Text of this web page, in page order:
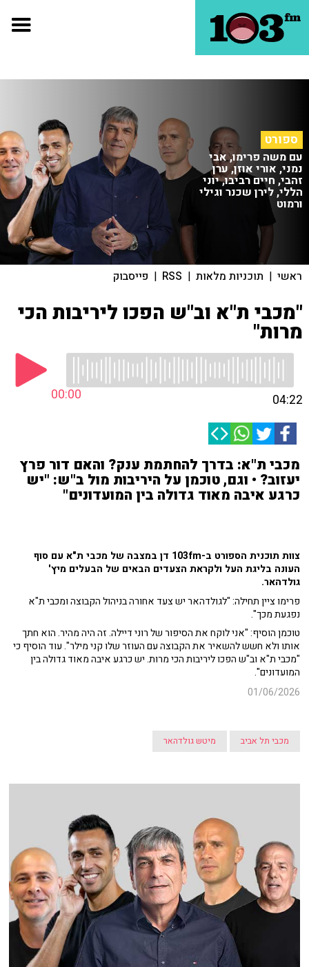
ספורט
עם משה פרימו, אבי
נמני, אורי אוזן, ערן
זהבי, חיים רביבו, יוני
הללי, לירן שכנר וגילי
ורמוט
ראשי | תוכניות מלאות |
RSS
| פייסבוק
"מכבי ת"א וב"ש הפכו ליריבות הכי
מרות"
00:00 04:22
מכבי ת"א: בדרך להחתמת ענק? והאם דור פרץ
יעזוב? • וגם, טוכמן על היריבות מול ב"ש: "יש
כרגע איבה מאוד גדולה בין המועדונים"
צוות תוכנית הספורט ב-103fm דן במצבה של מכבי ת"א עם סוף
העונה בליגת העל ולקראת הצעדים הבאים של הבעלים מיץ'
גולדהאר.
פרימו ציין תחילה: "לגולדהאר יש צעד אחורה בניהול הקבוצה ומכבי ת"א
נפגעת מכך".
טוכמן הוסיף: "אני לוקח את הסיפור של רוני דיילה. זה היה מהיר. הוא חתך
אותו ולא חשש להשאיר את הקבוצה עם העוזר שלו קני מילר". עוד הוסיף כי
"מכבי ת"א וב"ש הפכו ליריבות הכי מרות. יש כרגע איבה מאוד גדולה בין
המועדונים".
01/06/2026
מכבי תל אביב מיטש גולדהאר